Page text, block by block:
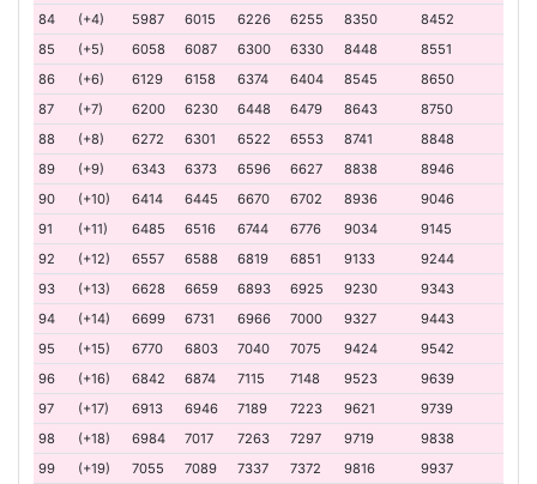
84
(+4) 5987 6015 6226 6255 8350
8452
85
(+5) 6058 6087 6300 6330 8448
8551
86
(+6) 6129 6158 6374 6404 8545
8650
87
(+7) 6200 6230 6448 6479 8643
8750
88
(+8) 6272 6301 6522 6553 8741
8848
89
(+9) 6343 6373 6596 6627 8838
8946
90
(+10) 6414 6445 6670 6702 8936
9046
91
(+11) 6485 6516 6744 6776 9034
9145
92
(+12) 6557 6588 6819 6851 9133
9244
93
(+13) 6628 6659 6893 6925 9230
9343
94
(+14) 6699 6731 6966 7000 9327
9443
95
(+15) 6770 6803 7040 7075 9424
9542
96
(+16) 6842 6874 7115 7148 9523
9639
97
(+17) 6913 6946 7189 7223 9621
9739
98
(+18) 6984 7017 7263 7297 9719
9838
99
(+19) 7055 7089 7337 7372 9816 9937